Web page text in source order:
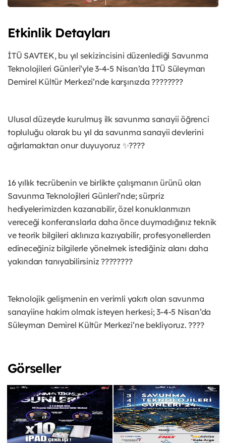
Etkinlik Detayları
İTÜ SAVTEK, bu yıl sekizincisini düzenlediği Savunma
Teknolojileri Günleri’yle 3-4-5 Nisan’da İTÜ Süleyman
Demirel Kültür Merkezi’nde karşınızda ????????
Ulusal düzeyde kurulmuş ilk savunma sanayii öğrenci
topluluğu olarak bu yıl da savunma sanayii devlerini
ağırlamaktan onur duyuyoruz ✨????
16 yıllık tecrübenin ve birlikte çalışmanın ürünü olan
Savunma Teknolojileri Günleri’nde; sürpriz
hediyelerimizden kazanabilir, özel konuklarımızın
vereceği konferanslarla daha önce duymadığınız teknik
ve teorik bilgileri aklınıza kazıyabilir, profesyonellerden
edineceğiniz bilgilerle yönelmek istediğiniz alanı daha
yakından tanıyabilirsiniz ????????
Teknolojik gelişmenin en verimli yakıtı olan savunma
sanayiine hakim olmak isteyen herkesi; 3-4-5 Nisan’da
Süleyman Demirel Kültür Merkezi’ne bekliyoruz. ????
Görseller